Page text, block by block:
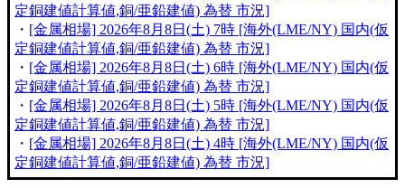
定銅建値計算値,銅/亜鉛建値) 為替 市況]
・ [金属相場] 2026年8月8日(土) 7時 [海外(LME/NY) 国内(仮
定銅建値計算値,銅/亜鉛建値) 為替 市況]
・ [金属相場] 2026年8月8日(土) 6時 [海外(LME/NY) 国内(仮
定銅建値計算値,銅/亜鉛建値) 為替 市況]
・ [金属相場] 2026年8月8日(土) 5時 [海外(LME/NY) 国内(仮
定銅建値計算値,銅/亜鉛建値) 為替 市況]
・ [金属相場] 2026年8月8日(土) 4時 [海外(LME/NY) 国内(仮
定銅建値計算値,銅/亜鉛建値) 為替 市況]